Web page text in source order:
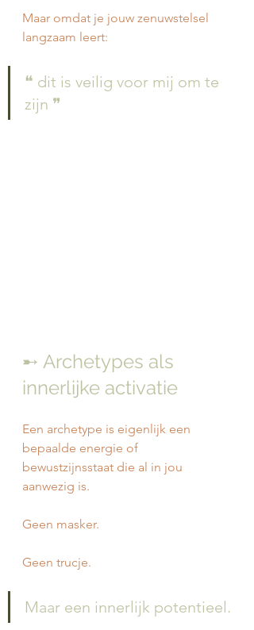
Maar omdat je jouw zenuwstelsel
langzaam leert:
❝ dit is veilig voor mij om te
zijn ❞
➸ Archetypes als
innerlijke activatie
Een archetype is eigenlijk een
bepaalde energie of
bewustzijnsstaat die al in jou
aanwezig is.
Geen masker.
Geen trucje.
Maar een innerlijk potentieel.